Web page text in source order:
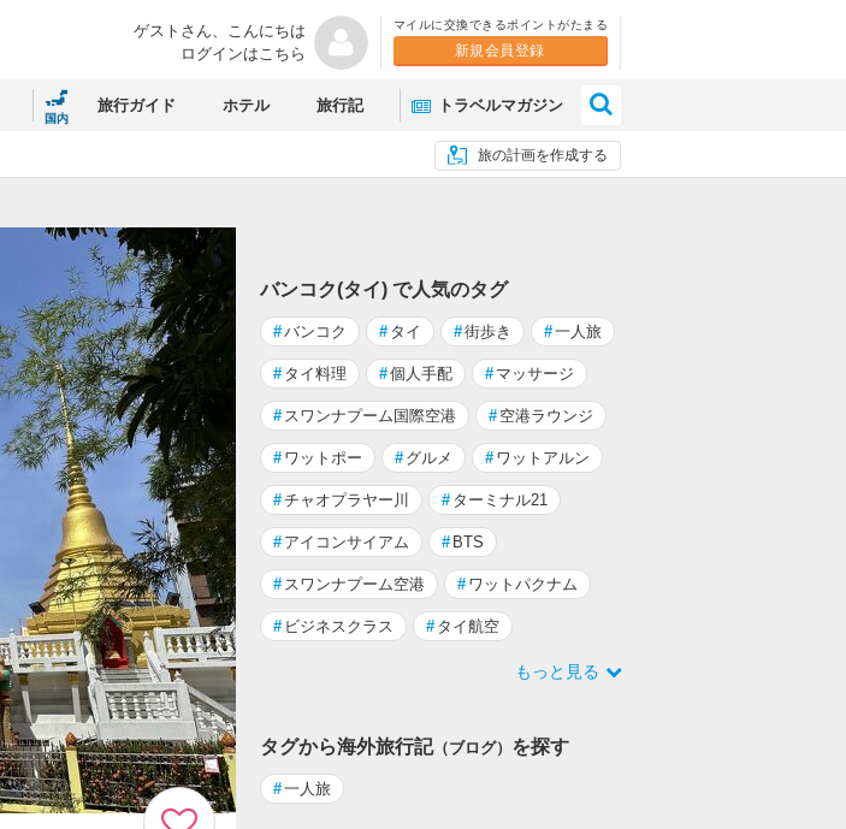
ゲストさん、 こんにちは
ログインはこちら
マイルに交換できるポイントがたまる
新規会員登録
国内
旅行ガイド ホテル 旅行記 トラベルマガジン
旅の計画を作成する
バンコク(タイ) で人気のタグ
#バンコク # タイ #街歩き #一人旅
# タイ料理 #個人手配 # マッサージ
# スワンナプーム国際空港 # 空港ラウンジ
# ワットポー # グルメ # ワットアルン
#チャオプラヤー川 # ターミナル21
# アイコンサイアム # BTS
# スワンナプーム空港 # ワットパクナム
# ビジネスクラス # タイ航空
もっと見る
タグから海外旅行記（ブログ） を探す
#一人旅